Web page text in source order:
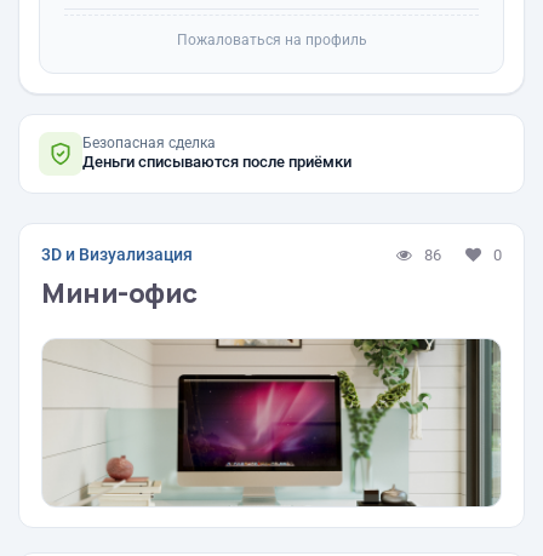
Пожаловаться на профиль
Безопасная сделка
Деньги списываются после приёмки
3D и Визуализация 86 0
Мини-офис